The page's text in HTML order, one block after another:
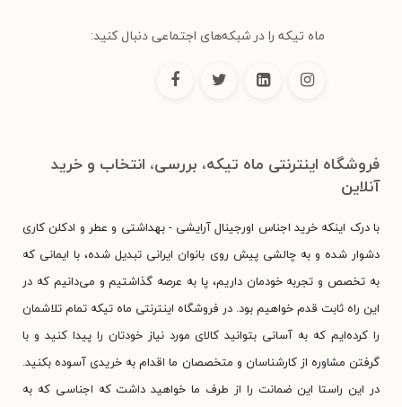
ماه تیکه را در شبکه‌های اجتماعی دنبال کنید:
فروشگاه اینترنتی ماه تیکه، بررسی، انتخاب و خرید
آنلاین
با درک اینکه خرید اجناس اورجینال آرایشی - بهداشتی و عطر و ادکلن کاری
دشوار شده و به چالشی پیش روی بانوان ایرانی تبدیل شده، با ایمانی که
به تخصص و تجربه خودمان داریم، پا به عرصه گذاشتیم و می‌دانیم که در
این راه ثابت قدم خواهیم بود. در فروشگاه اینترنتی ماه تیکه تمام تلاشمان
را کرده‌ایم که به آسانی بتوانید کالای مورد نیاز خودتان را پیدا کنید و با
گرفتن مشاوره از کارشناسان و متخصصان ما اقدام به خریدی آسوده بکنید.
در این راستا این ضمانت را از طرف ما خواهید داشت که اجناسی که به